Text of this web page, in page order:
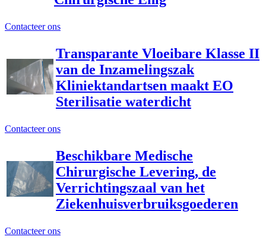
Contacteer ons
Transparante Vloeibare Klasse II
van de Inzamelingszak
Kliniektandartsen maakt EO
Sterilisatie waterdicht
Contacteer ons
Beschikbare Medische
Chirurgische Levering, de
Verrichtingszaal van het
Ziekenhuisverbruiksgoederen
Contacteer ons